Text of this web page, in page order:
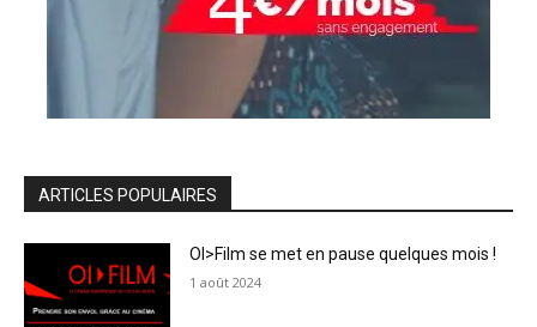
ARTICLES POPULAIRES
OI>Film se met en pause quelques mois !
1 août 2024